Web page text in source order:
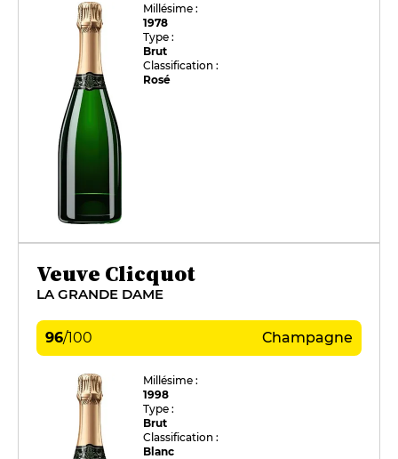
Millésime :
1978
Type :
Brut
Classification :
Rosé
Veuve Clicquot
LA GRANDE DAME
96/100 Champagne
Millésime :
1998
Type :
Brut
Classification :
Blanc